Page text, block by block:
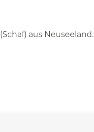
aus Neuseeland.